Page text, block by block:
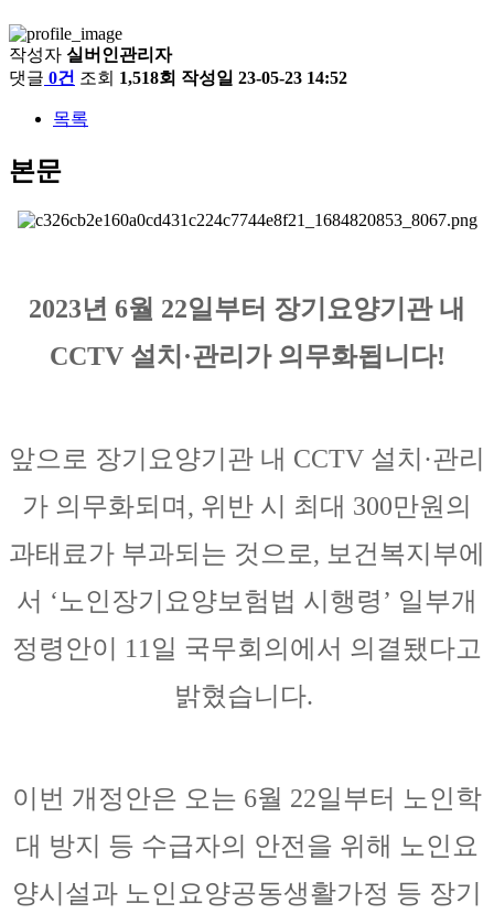
작성자 실버인관리자
댓글 0건 조회 1,518회 작성일 23-05-23 14:52
목록
본문
2023년 6월 22일부터 장기요양기관 내
CCTV 설치·관리가 의무화됩니다!
앞으로 장기요양기관 내 CCTV 설치·관리
가 의무화되며, 위반 시 최대 300만원의
과태료가 부과되는 것으로, 보건복지부에
서 ‘노인장기요양보험법 시행령’ 일부개
정령안이 11일 국무회의에서 의결됐다고
밝혔습니다.
이번 개정안은 오는 6월 22일부터 노인학
대 방지 등 수급자의 안전을 위해 노인요
양시설과 노인요양공동생활가정 등 장기